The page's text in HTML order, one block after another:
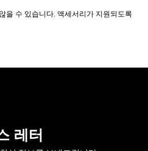
을 수 있습니다. 액세서리가 지원되도록
레터